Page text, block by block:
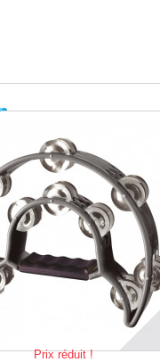
Prix réduit !